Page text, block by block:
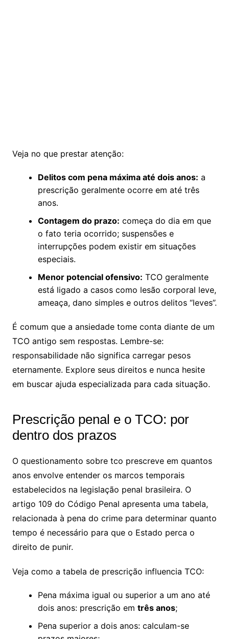
Veja no que prestar atenção:
Delitos com pena máxima até dois anos: a
prescrição geralmente ocorre em até três
anos.
Contagem do prazo: começa do dia em que
o fato teria ocorrido; suspensões e
interrupções podem existir em situações
especiais.
Menor potencial ofensivo: TCO geralmente
está ligado a casos como lesão corporal leve,
ameaça, dano simples e outros delitos “leves”.
É comum que a ansiedade tome conta diante de um
TCO antigo sem respostas. Lembre-se:
responsabilidade não significa carregar pesos
eternamente. Explore seus direitos e nunca hesite
em buscar ajuda especializada para cada situação.
Prescrição penal e o TCO: por
dentro dos prazos
O questionamento sobre tco prescreve em quantos
anos envolve entender os marcos temporais
estabelecidos na legislação penal brasileira. O
artigo 109 do Código Penal apresenta uma tabela,
relacionada à pena do crime para determinar quanto
tempo é necessário para que o Estado perca o
direito de punir.
Veja como a tabela de prescrição influencia TCO:
Pena máxima igual ou superior a um ano até
dois anos: prescrição em três anos;
Pena superior a dois anos: calculam-se